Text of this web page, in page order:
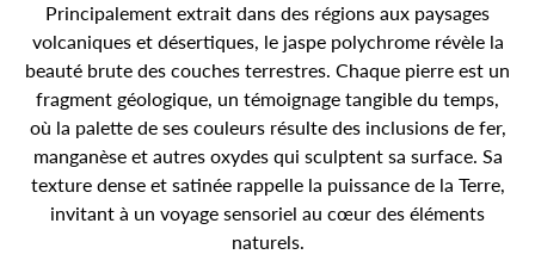
Principalement extrait dans des régions aux paysages
volcaniques et désertiques, le jaspe polychrome révèle la
beauté brute des couches terrestres. Chaque pierre est un
fragment géologique, un témoignage tangible du temps,
où la palette de ses couleurs résulte des inclusions de fer,
manganèse et autres oxydes qui sculptent sa surface. Sa
texture dense et satinée rappelle la puissance de la Terre,
invitant à un voyage sensoriel au cœur des éléments
naturels.